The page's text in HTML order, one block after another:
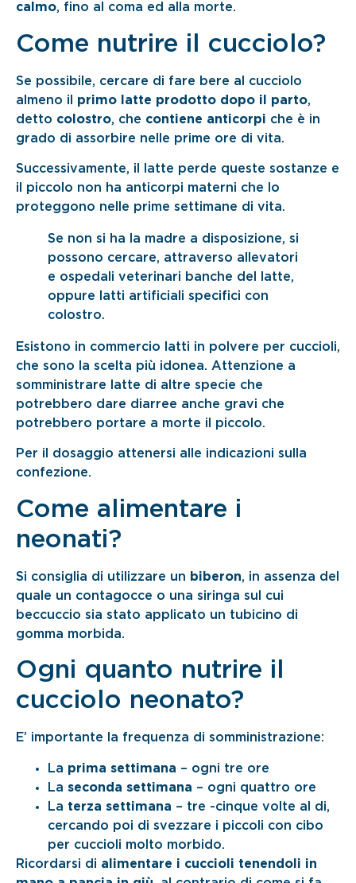
calmo, fino al coma ed alla morte.
Come nutrire il cucciolo?
Se possibile, cercare di fare bere al cucciolo
almeno il primo latte prodotto dopo il parto,
detto colostro, che contiene anticorpi che è in
grado di assorbire nelle prime ore di vita.
Successivamente, il latte perde queste sostanze e
il piccolo non ha anticorpi materni che lo
proteggono nelle prime settimane di vita.
Se non si ha la madre a disposizione, si
possono cercare, attraverso allevatori
e ospedali veterinari banche del latte,
oppure latti artificiali specifici con
colostro.
Esistono in commercio latti in polvere per cuccioli,
che sono la scelta più idonea. Attenzione a
somministrare latte di altre specie che
potrebbero dare diarree anche gravi che
potrebbero portare a morte il piccolo.
Per il dosaggio attenersi alle indicazioni sulla
confezione.
Come alimentare i
neonati?
Si consiglia di utilizzare un biberon, in assenza del
quale un contagocce o una siringa sul cui
beccuccio sia stato applicato un tubicino di
gomma morbida.
Ogni quanto nutrire il
cucciolo neonato?
E’ importante la frequenza di somministrazione:
La prima settimana – ogni tre ore
La seconda settimana – ogni quattro ore
La terza settimana – tre -cinque volte al di,
cercando poi di svezzare i piccoli con cibo
per cuccioli molto morbido.
Ricordarsi di alimentare i cuccioli tenendoli in